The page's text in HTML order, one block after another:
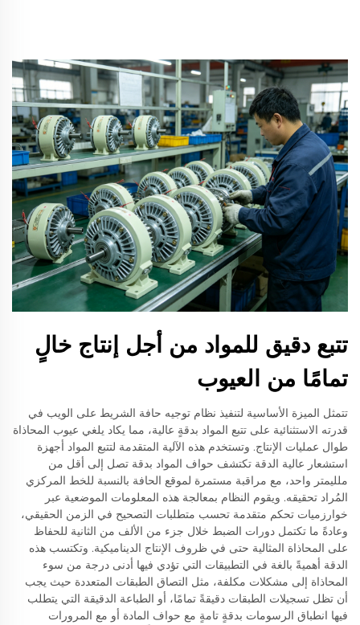
تتبع دقيق للمواد من أجل إنتاج خالٍ
تمامًا من العيوب
تتمثل الميزة الأساسية لتنفيذ نظام توجيه حافة الشريط على الويب في
قدرته الاستثنائية على تتبع المواد بدقةٍ عالية، مما يكاد يلغي عيوب المحاذاة
طوال عمليات الإنتاج. وتستخدم هذه الآلية المتقدمة لتتبع المواد أجهزة
استشعار عالية الدقة تكتشف حواف المواد بدقة تصل إلى أقل من
ملليمتر واحد، مع مراقبة مستمرة لموقع الحافة بالنسبة للخط المركزي
المُراد تحقيقه. ويقوم النظام بمعالجة هذه المعلومات الموضعية عبر
خوارزميات تحكم متقدمة تحسب متطلبات التصحيح في الزمن الحقيقي،
وعادةً ما تكتمل دورات الضبط خلال جزء من الألف من الثانية للحفاظ
على المحاذاة المثالية حتى في ظروف الإنتاج الديناميكية. وتكتسب هذه
الدقة أهميةً بالغة في التطبيقات التي تؤدي فيها أدنى درجة من سوء
المحاذاة إلى مشكلات مكلفة، مثل التصاق الطبقات المتعددة حيث يجب
أن تظل تسجيلات الطبقات دقيقةً تمامًا، أو الطباعة الدقيقة التي يتطلب
فيها انطباق الرسومات بدقةٍ تامةٍ مع حواف المادة أو مع المرورات